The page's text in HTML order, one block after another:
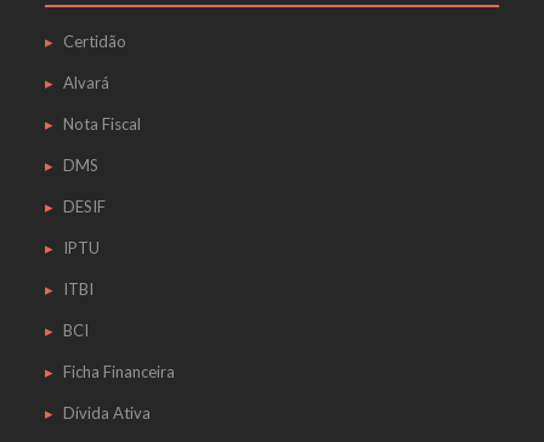
Certidão
Alvará
Nota Fiscal
DMS
DESIF
IPTU
ITBI
BCI
Ficha Financeira
Dívida Ativa